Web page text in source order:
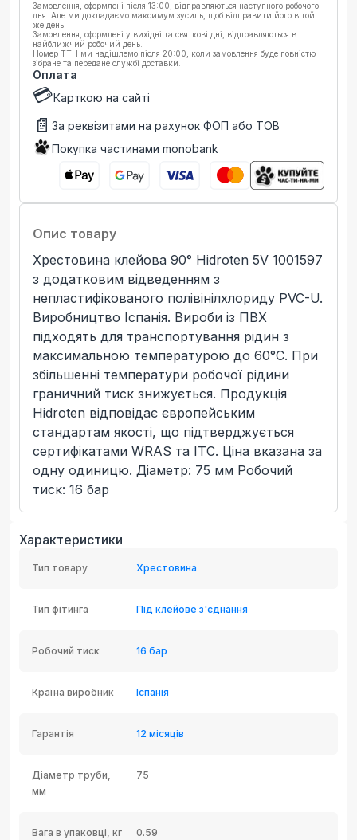
Замовлення, оформлені після 13:00, відправляються наступного робочого
дня. Але ми докладаємо максимум зусиль, щоб відправити його в той
же день.
Замовлення, оформлені у вихідні та святкові дні, відправляються в
найближчий робочий день.
Номер ТТН ми надішлемо після 20:00, коли замовлення буде повністю
зібране та передане службі доставки.
Оплата
💳Карткою на сайті
📄 За реквізитами на рахунок ФОП або ТОВ
Покупка частинами monobank
Опис товару
Хрестовина клейова 90° Hidroten 5V 1001597
з додатковим відведенням з
непластифікованого полівінілхлориду PVC-U.
Виробництво Іспанія. Вироби із ПВХ
підходять для транспортування рідин з
максимальною температурою до 60°C. При
збільшенні температури робочої рідини
граничний тиск знижується. Продукція
Hidroten відповідає європейським
стандартам якості, що підтверджується
сертифікатами WRAS та ITC. Ціна вказана за
одну одиницю. Діаметр: 75 мм Робочий
тиск: 16 бар
Характеристики
Тип товару Хрестовина
Тип фітинга Під клейове з'єднання
Робочий тиск 16 бар
Країна виробник Іспанія
Гарантія 12 місяців
Діаметр труби,
мм
75
Вага в упаковці, кг 0.59